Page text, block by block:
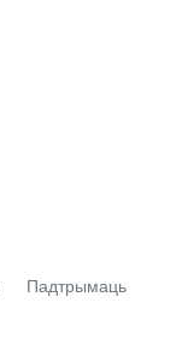
Падтрымаць